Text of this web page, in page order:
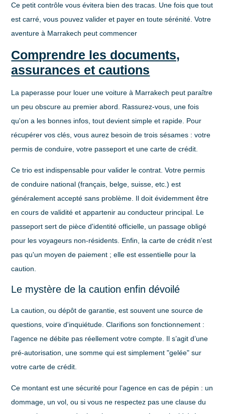
Ce petit contrôle vous évitera bien des tracas. Une fois que tout
est carré, vous pouvez valider et payer en toute sérénité. Votre
aventure à Marrakech peut commencer
Comprendre les documents,
assurances et cautions
La paperasse pour louer une voiture à Marrakech peut paraître
un peu obscure au premier abord. Rassurez-vous, une fois
qu'on a les bonnes infos, tout devient simple et rapide. Pour
récupérer vos clés, vous aurez besoin de trois sésames : votre
permis de conduire, votre passeport et une carte de crédit.
Ce trio est indispensable pour valider le contrat. Votre permis
de conduire national (français, belge, suisse, etc.) est
généralement accepté sans problème. Il doit évidemment être
en cours de validité et appartenir au conducteur principal. Le
passeport sert de pièce d'identité officielle, un passage obligé
pour les voyageurs non-résidents. Enfin, lacarte de crédit n'est
pas qu'un moyen de paiement ; elle est essentielle pour la
caution.
Le mystère de la caution enfin dévoilé
La caution, ou dépôt de garantie, est souvent une source de
questions, voire d'inquiétude. Clarifions son fonctionnement :
l'agence ne débite pas réellement votre compte. Il s’agit d’une
pré-autorisation , une somme qui est simplement "gelée" sur
votre carte de crédit.
Ce montant est une sécurité pour l’agence en cas de pépin : un
dommage, un vol, ou si vous ne respectez pas une clause du